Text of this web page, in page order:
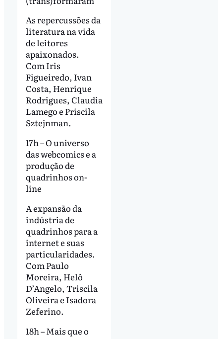
As repercussões da
literatura na vida
de leitores
apaixonados.
Com Iris
Figueiredo, Ivan
Costa, Henrique
Rodrigues, Claudia
Lamego e Priscila
Sztejnman.
17h – O universo
das webcomics e a
produção de
quadrinhos on-
line
A expansão da
indústria de
quadrinhos para a
internet e suas
particularidades.
Com Paulo
Moreira, Helô
D’Angelo, Triscila
Oliveira e Isadora
Zeferino.
18h – Mais que o